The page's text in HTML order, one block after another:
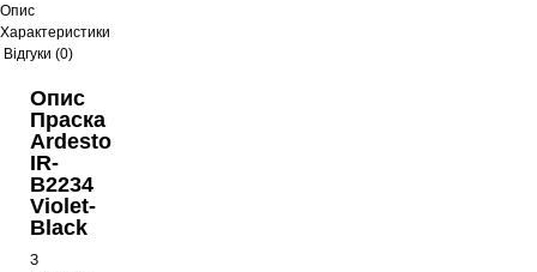
Опис
Характеристики
Відгуки (0)
Опис
Праска
Ardesto
IR-
B2234
Violet-
Black
З